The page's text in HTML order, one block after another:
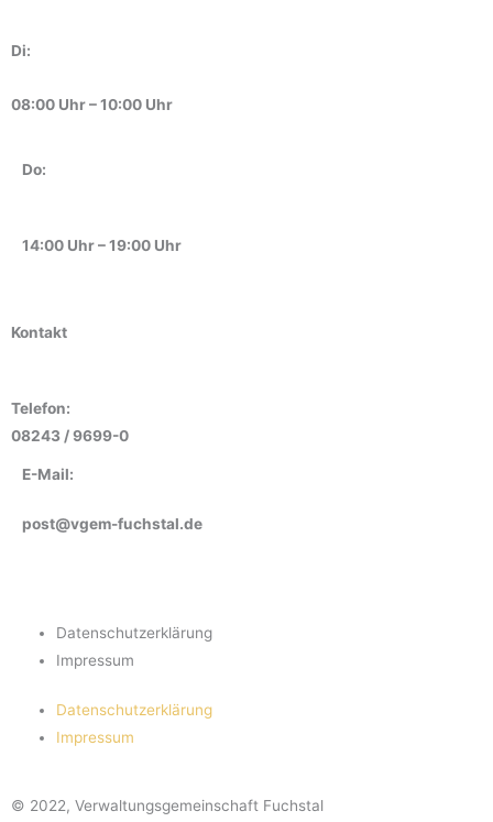
Kontakt
Telefon:
08243 / 9699-0
E-Mail:
post@vgem-fuchstal.de
Di:
08:00 Uhr – 10:00 Uhr
Do:
14:00 Uhr – 19:00 Uhr
Datenschutzerklärung
Impressum
Datenschutzerklärung
Impressum
© 2022, Verwaltungsgemeinschaft Fuchstal